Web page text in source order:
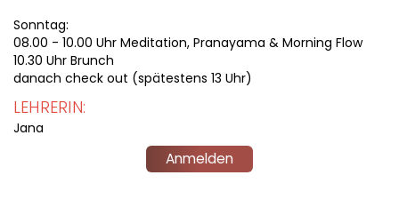
Sonntag:
08.00 - 10.00 Uhr Meditation, Pranayama & Morning Flow
10.30 Uhr Brunch
danach check out (spätestens 13 Uhr)
LEHRERIN:
Jana
Anmelden